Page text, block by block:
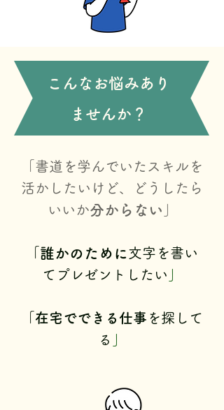
​こんなお悩みあり
ませんか？
「書道を学んでいたスキルを
活かしたいけど、どうしたら
いいか分からない
誰かのために 文字を書 い
てプレゼントしたい
在宅でできる仕事 を探して
る